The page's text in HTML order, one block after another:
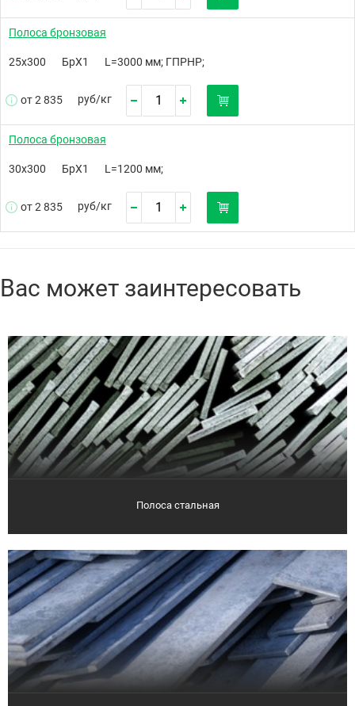
Полоса бронзовая
25х300 БрХ1 L=3000 мм; ГПРНР;
от 2 835 руб/кг
Полоса бронзовая
30х300 БрХ1 L=1200 мм;
от 2 835 руб/кг
Вас может заинтересовать
Полоса стальная